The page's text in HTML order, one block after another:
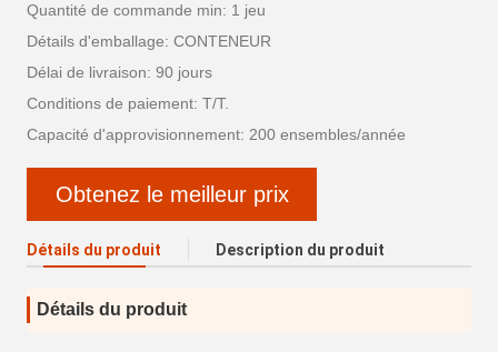
Quantité de commande min: 1 jeu
Détails d'emballage: CONTENEUR
Délai de livraison: 90 jours
Conditions de paiement: T/T.
Capacité d'approvisionnement: 200 ensembles/année
Obtenez le meilleur prix
Détails du produit Description du produit
Détails du produit